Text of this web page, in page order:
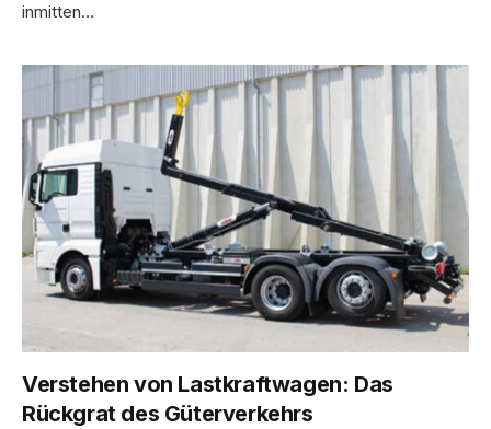
inmitten…
Verstehen von Lastkraftwagen: Das
Rückgrat des Güterverkehrs